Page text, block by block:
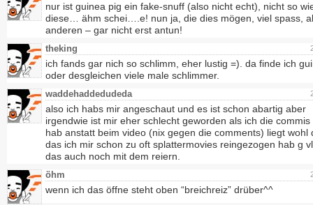
nur ist guinea pig ein fake-snuff (also nicht echt), nicht so
diese… ähm schei….e! nun ja, die dies mögen, viel spass,
anderen – gar nicht erst antun!
theking
ich fands gar nich so schlimm, eher lustig =). da finde ich
oder desgleichen viele male schlimmer.
waddehaddedudeda
also ich habs mir angeschaut und es ist schon abartig aber
irgendwie ist mir eher schlecht geworden als ich die commis
hab anstatt beim video (nix gegen die comments) liegt wohl
das ich mir schon zu oft splattermovies reingezogen hab g
das auch noch mit dem reiern.
öhm
wenn ich das öffne steht oben “breichreiz” drüber^^